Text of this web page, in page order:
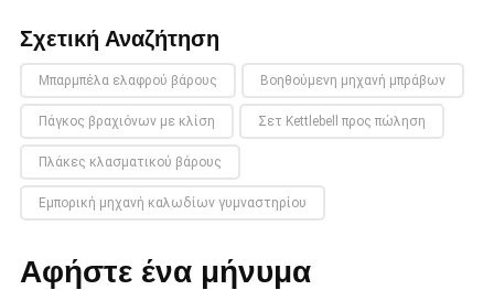
Σχετική Αναζήτηση
Μπαρμπέλα ελαφρού βάρους Βοηθούμενη μηχανή μπράβων
Πάγκος βραχιόνων με κλίση Σετ Kettlebell προς πώληση
Πλάκες κλασματικού βάρους
Εμπορική μηχανή καλωδίων γυμναστηρίου
Αφήστε ένα μήνυμα